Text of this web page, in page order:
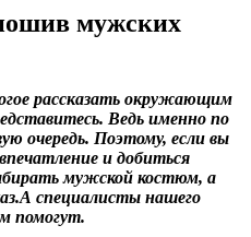
мужских
рассказать окружающим
Ведь именно по
очередь. Поэтому, если вы
и добиться
мужской костюм, а
специалисты нашего
помогут.